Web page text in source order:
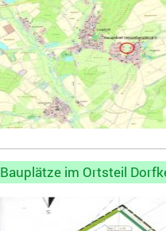
Bauplätze im Ortsteil